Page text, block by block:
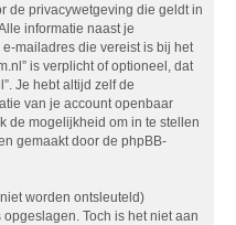
de privacywetgeving die geldt in
informatie naast je
mailadres die vereist is bij het
is verplicht of optioneel, dat
Je hebt altijd zelf de
van je account openbaar
de mogelijkheid om in te stellen
gemaakt door de phpBB-
worden ontsleuteld)
Toch is het niet aan